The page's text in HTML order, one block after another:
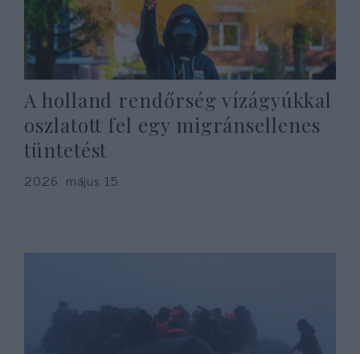
A holland rendőrség vízágyúkkal
oszlatott fel egy migránsellenes
tüntetést
2026. május 15.